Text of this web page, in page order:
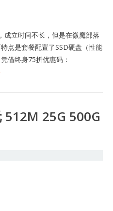
成立时间不长，但是在微魔部落
点是套餐配置了SSD硬盘（性能
借终身75折优惠码：
25G 500G